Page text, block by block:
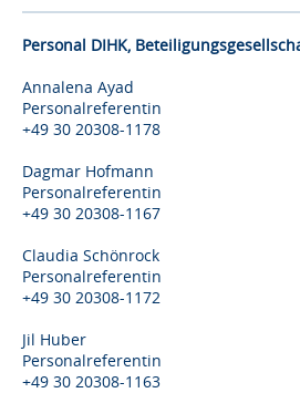
Personal DIHK,
Annalena Ayad
Personalreferentin
+49 30 20308-1178
Dagmar Hofmann
Personalreferentin
+49 30 20308-1167
Claudia Schönrock
Personalreferentin
+49 30 20308-1172
Jil Huber
Personalreferentin
+49 30 20308-1163